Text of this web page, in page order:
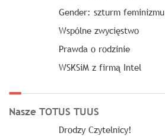
Gender: szturm feminizmu
Wspólne zwycięstwo
Prawda o rodzinie
WSKSiM z firmą Intel
Nasze TOTUS TUUS
Drodzy Czytelnicy!